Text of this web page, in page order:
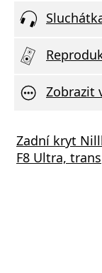
Zobrazit
Zadní kryt
F8 Ultra,
GaN3 Pro, 2x